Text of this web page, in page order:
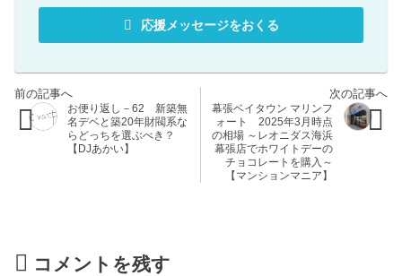
応援メッセージをおくる
お便り返し－62 新築無
名デベと築20年財閥系な
らどっちを選ぶべき？
【DJあかい】
幕張ベイタウン マリンフ
ォート 2025年3月時点
の相場 ～レオニダス海浜
幕張店でホワイトデーの
チョコレートを購入～
【マンションマニア】
コメントを残す